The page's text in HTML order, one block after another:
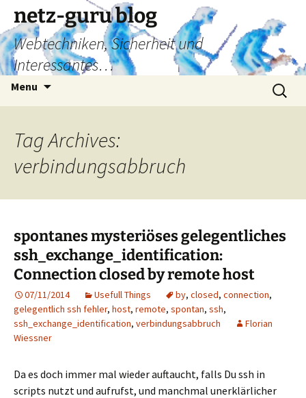
Skip
content
netz-guru blog
Webtechniken, Sicherheit und
Interessantes…
Menu
Search
for:
Tag Archives:
verbindungsabbruch
spontanes mysteriöses gelegentliches
ssh_exchange_identification:
Connection closed by remote host
07/11/2014 Usefull Things by, closed, connection,
gelegentlich ssh fehler, host, remote, spontan, ssh,
ssh_exchange_identification, verbindungsabbruch
Florian
Wiessner
Da es doch immer mal wieder auftaucht, falls Du ssh in
scripts nutzt und aufrufst, und manchmal unerklärlicher